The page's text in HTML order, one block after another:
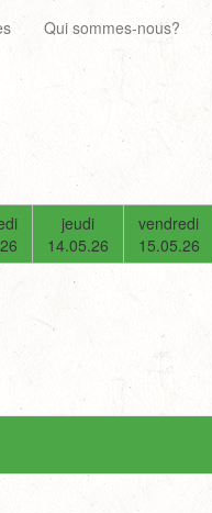
Qui sommes-nous?
jeudi
14.05.26
vendredi
15.05.26